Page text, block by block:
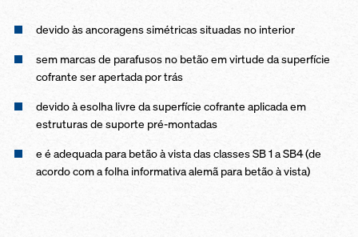
devido às ancoragens simétricas situadas no interior
sem marcas de parafusos no betão em virtude da superfície
cofrante ser apertada por trás
devido à esolha livre da superfície cofrante aplicada em
estruturas de suporte pré-montadas
e é adequada para betão à vista das classes SB 1 a SB4 (de
acordo com a folha informativa alemã para betão à vista)